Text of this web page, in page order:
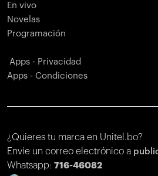
En vivo
Novelas
Programación
Apps - Privacidad
Apps - Condiciones
¿Quieres tu marca en Unitel.bo?
Envíe un correo electrónico a
Whatsapp: 716-46082